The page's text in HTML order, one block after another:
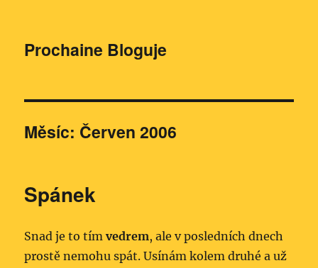
Prochaine Bloguje
Měsíc: Červen 2006
Spánek
Snad je to tímvedrem, ale v posledních dnech
prostě nemohu spát. Usínám kolem druhé a už